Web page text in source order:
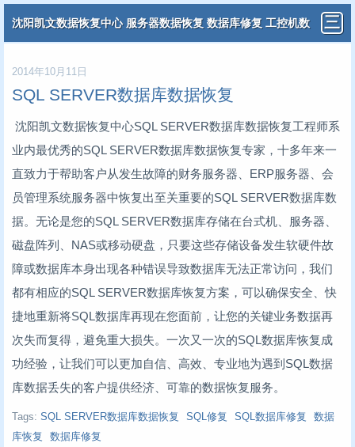
沈阳凯文数据恢复中心 服务器数据恢复 数据库修复 工控机数
据恢复 分布式虚拟机数据恢复
2014年10月11日
SQL SERVER数据库数据恢复
沈阳凯文数据恢复中心SQL SERVER数据库数据恢复工程师系
业内最优秀的SQL SERVER数据库数据恢复专家，十多年来一
直致力于帮助客户从发生故障的财务服务器、ERP服务器、会
员管理系统服务器中恢复出至关重要的SQL SERVER数据库数
据。无论是您的SQL SERVER数据库存储在台式机、服务器、
磁盘阵列、NAS或移动硬盘，只要这些存储设备发生软硬件故
障或数据库本身出现各种错误导致数据库无法正常访问，我们
都有相应的SQL SERVER数据库恢复方案，可以确保安全、快
捷地重新将SQL数据库再现在您面前，让您的关键业务数据再
次失而复得，避免重大损失。一次又一次的SQL数据库恢复成
功经验，让我们可以更加自信、高效、专业地为遇到SQL数据
库数据丢失的客户提供经济、可靠的数据恢复服务。
Tags: SQL SERVER数据库数据恢复 SQL修复 SQL数据库修复
数据
库恢复
数据库修复